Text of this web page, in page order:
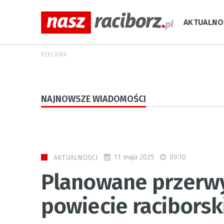
REKLAMA
NAJNOWSZE WIADOMOŚCI
AKTUALNOŚCI 11 maja 2025 09:10
Planowane
powiecie